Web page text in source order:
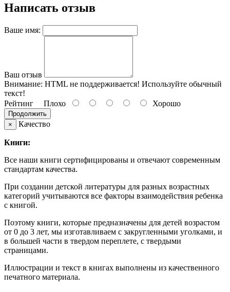
Написать отзыв
Ваше имя:
Ваш отзыв
Внимание: HTML не поддерживается! Используйте обычный
текст!
Рейтинг Плохо Хорошо
Продолжить
×
Качество
Книги:
Все наши книги сертифицированы и отвечают современным
стандартам качества.
При создании детской литературы для разных возрастных
категорий учитываются все факторы взаимодействия ребенка
с книгой.
Поэтому книги, которые предназначены для детей возрастом
от 0 до 3 лет, мы изготавливаем с закругленными уголками, и
в большей части в твердом переплете, с твердыми
страницами.
Иллюстрации и текст в книгах выполнены из качественного
печатного материала.